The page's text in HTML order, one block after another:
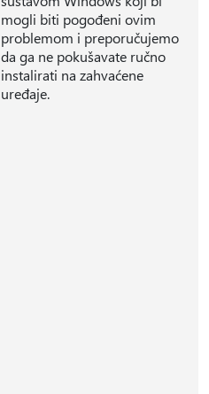
mogli biti pogođeni ovim
problemom i preporučujemo
da ga ne pokušavate ručno
instalirati na zahvaćene
uređaje.